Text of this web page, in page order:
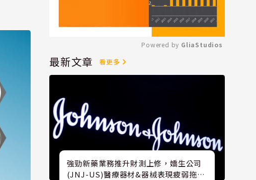
Mute
Powered by GliaStudios
最新文章 看更多
強勁新藥業務推升財測上修，嬌生公司
(JNJ-US)醫療器材&器械表現疲弱拖累